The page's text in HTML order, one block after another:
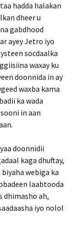
hadda halakan
dheer u
gabdhood
ayey Jetro iyo
socdaalka
waxay ku
doonnida in ay
waxba kama
ka wada
in aan
doonnidii
kaga dhuftay,
webiga ka
laabtooda
dhimasho ah,
iyo nolol